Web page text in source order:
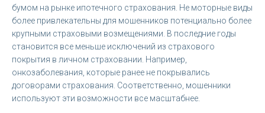
бумом на рынке ипотечного страхования. Не моторные виды
более привлекательны для мошенников потенциально более
крупными страховыми возмещениями. В последние годы
становится все меньше исключений из страхового
покрытия в личном страховании. Например,
онкозаболевания, которые ранее не покрывались
договорами страхования. Соответственно, мошенники
используют эти возможности все масштабнее.